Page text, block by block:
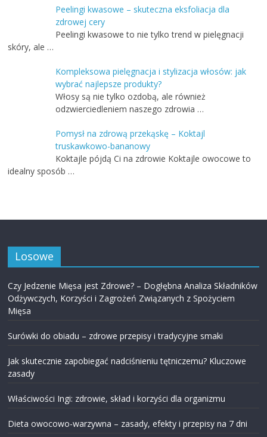
Peelingi kwasowe – skuteczna eksfoliacja dla
zdrowej cery
Peelingi kwasowe to nie tylko trend w pielęgnacji
skóry, ale …
Kompleksowa pielęgnacja i stylizacja włosów: jak
wybrać najlepsze produkty?
Włosy są nie tylko ozdobą, ale również
odzwierciedleniem naszego zdrowia …
Pomysł na zdrową przekąskę – Koktajl
truskawkowo-bananowy
Koktajle pójdą Ci na zdrowie Koktajle owocowe to
idealny sposób …
Losowe
Czy Jedzenie Mięsa jest Zdrowe? – Dogłębna Analiza Składników
Odżywczych, Korzyści i Zagrożeń Związanych z Spożyciem
Mięsa
Surówki do obiadu – zdrowe przepisy i tradycyjne smaki
Jak skutecznie zapobiegać nadciśnieniu tętniczemu? Kluczowe
zasady
Właściwości Ingi: zdrowie, skład i korzyści dla organizmu
Dieta owocowo-warzywna – zasady, efekty i przepisy na 7 dni